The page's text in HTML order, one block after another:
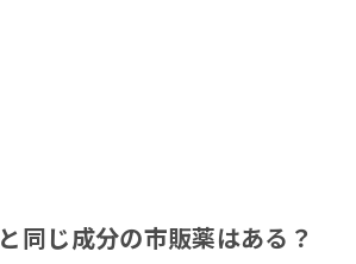
と同じ成分の市販薬はある？